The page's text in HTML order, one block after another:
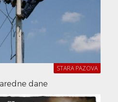
STARA PAZOVA
dane